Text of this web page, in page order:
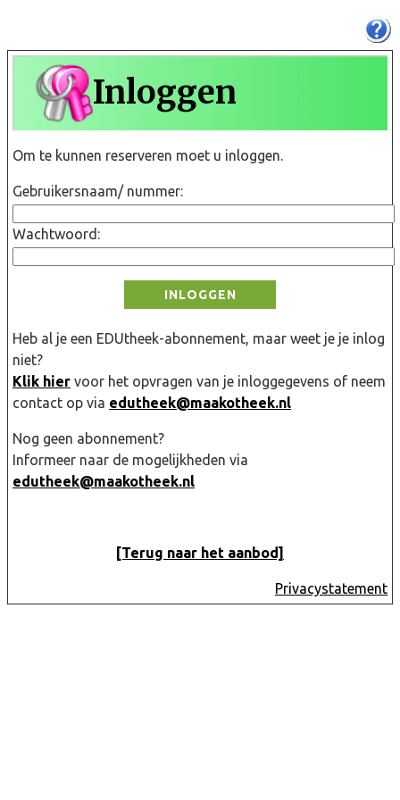
Inloggen
Om te kunnen reserveren moet u inloggen.
Gebruikersnaam/ nummer:
Wachtwoord:
INLOGGEN
Heb al je een EDUtheek-abonnement, maar weet je je inlog
niet?
Klik hier voor het opvragen van je inloggegevens of neem
contact op via edutheek@maakotheek.nl
Nog geen abonnement?
Informeer naar de mogelijkheden via
edutheek@maakotheek.nl
[Terug naar het aanbod]
Privacystatement